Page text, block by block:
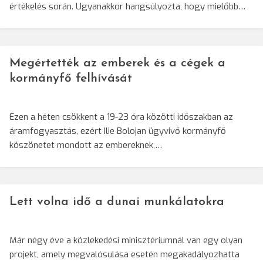
értékelés során. Ugyanakkor hangsúlyozta, hogy mielőbb…
Megértették az emberek és a cégek a
kormányfő felhívását
Ezen a héten csökkent a 19-23 óra közötti időszakban az
áramfogyasztás, ezért Ilie Bolojan ügyvivő kormányfő
köszönetet mondott az embereknek,…
Lett volna idő a dunai munkálatokra
Már négy éve a közlekedési minisztériumnál van egy olyan
projekt, amely megvalósulása esetén megakadályozhatta